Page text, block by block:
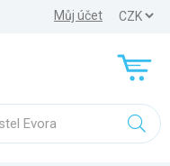
Můj účet